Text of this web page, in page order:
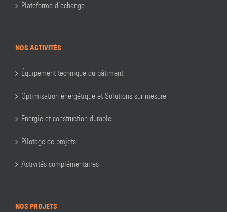
Plateforme d’échange
NOS ACTIVITÉS
Équipement technique du bâtiment
Optimisation énergétique et Solutions sur mesure
Énergie et construction durable
Pilotage de projets
Activités complémentaires
NOS PROJETS